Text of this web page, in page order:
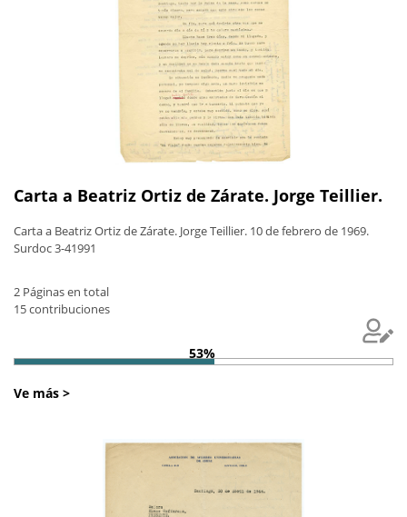
Carta a Beatriz Ortiz de Zárate. Jorge Teillier.
Carta a Beatriz Ortiz de Zárate. Jorge Teillier. 10 de febrero de 1969.
Surdoc 3-41991
2 Páginas en total
15 contribuciones
53%
Ve más >